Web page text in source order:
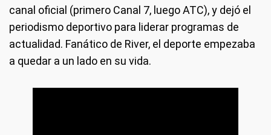
canal oficial (primero Canal 7, luego ATC), y dejó el
periodismo deportivo para liderar programas de
actualidad. Fanático de River, el deporte empezaba
a quedar a un lado en su vida.